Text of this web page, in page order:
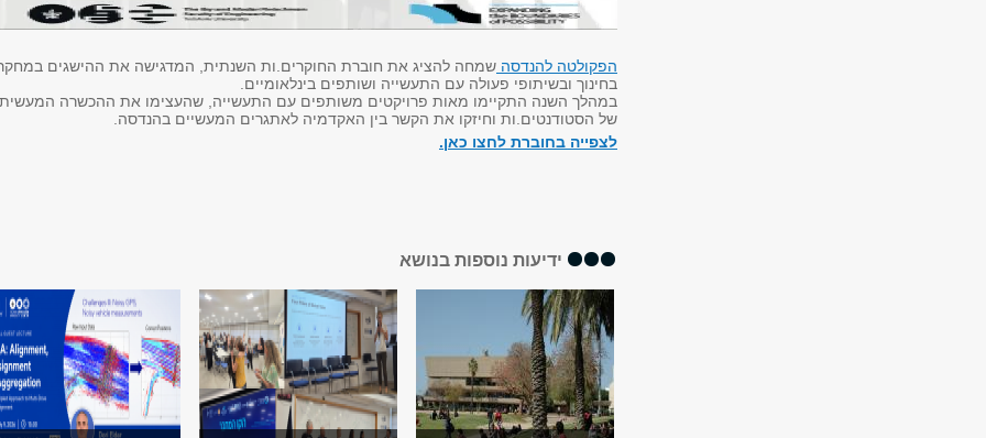
הפקולטה להנדסה שמחה להציג את חוברת החוקרים.ות השנתית, המדגישה את ההישגים
בחינוך ובשיתופי פעולה עם התעשייה ושותפים בינלאומיים.
במהלך השנה התקיימו מאות פרויקטים משותפים עם התעשייה, שהעצימו את ההכשרה המעשית
של הסטודנטים.ות וחיזקו את הקשר בין האקדמיה לאתגרים המעשיים בהנדסה.
לצפייה בחוברת לחצו כאן.
ידיעות נוספות בנושא